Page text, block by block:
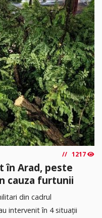
1217
în Arad, peste
cauza furtunii
din cadrul
intervenit în 4 situații